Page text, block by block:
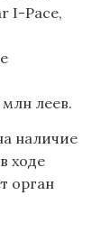
I-Pace,
леев.
наличие
ходе
орган